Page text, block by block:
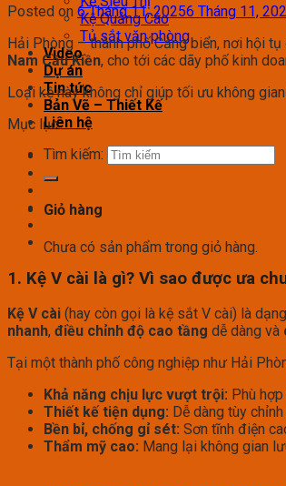
Kệ Quảng Cáo
Tủ sắt văn phòng
Video
Dự án
Tin tức
Bản Vẽ – Thiết Kế
Liên hệ
Tìm kiếm:
Giỏ hàng
Chưa có sản phẩm trong giỏ hàng.
Posted on 6 Tháng 11, 20256 Tháng 11,
Hải Phòng – thành phố Cảng biển, nơi hội
Nam Cầu Kiền, cho tới các dãy phố kinh
Loại kệ này không chỉ giúp tối ưu không
Mục lục
1. Kệ V cài là gì? Vì sao được ưa
Kệ V cài (hay còn gọi là kệ sắt V cài) là
nhanh, điều chỉnh độ cao tầng dễ dàng và
Tại một thành phố công nghiệp như Hải
Khả năng chịu lực vượt trội: Phù
Thiết kế tiện dụng: Dễ dàng tùy
Bền bỉ, chống gỉ sét: Sơn tĩnh điện
Thẩm mỹ cao: Mang lại không gian